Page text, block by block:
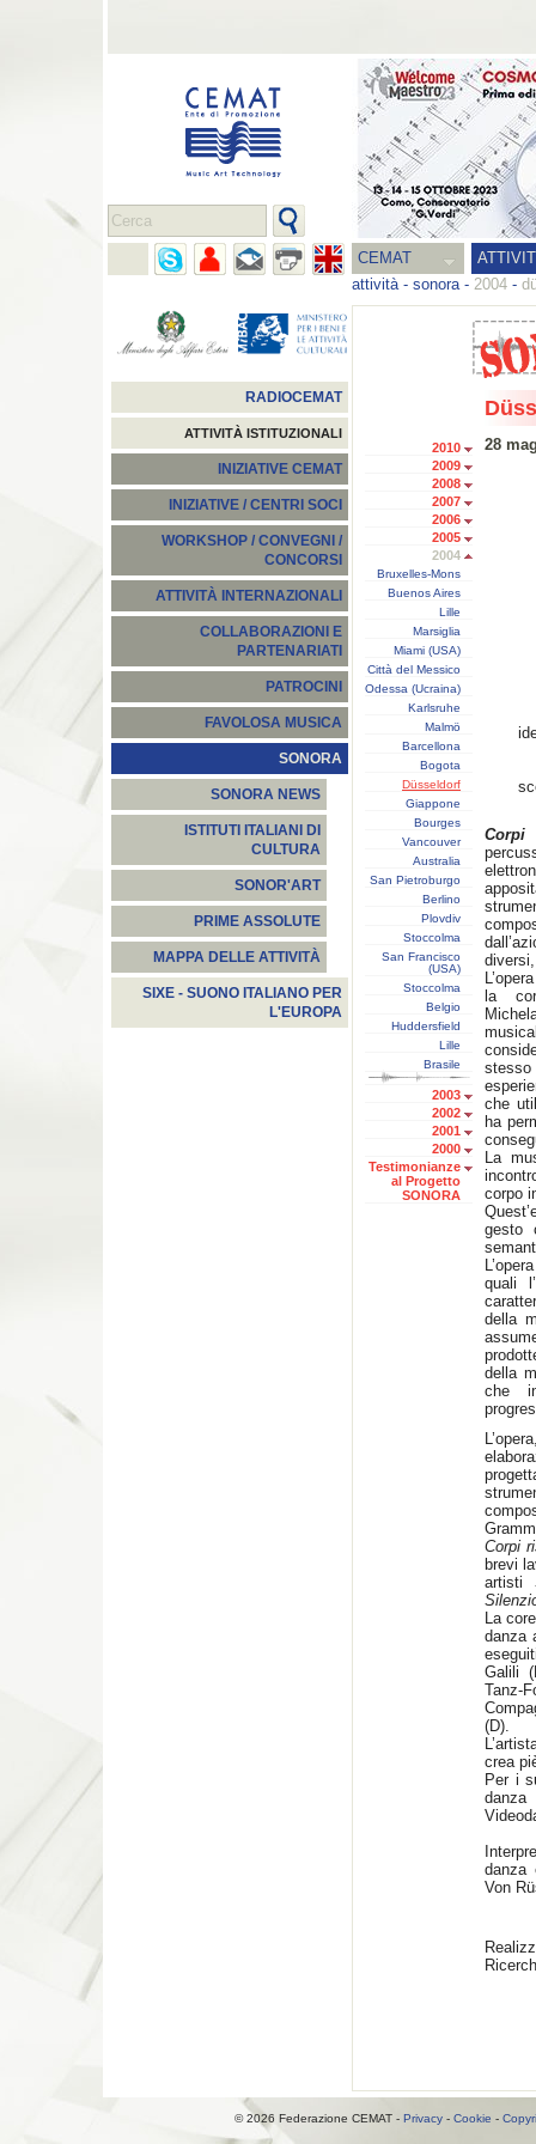
CEMAT
attività- sonora- 2004 -
RADIOCEMAT
ATTIVITÀ ISTITUZIONALI
INIZIATIVE CEMAT
INIZIATIVE / CENTRI SOCI
WORKSHOP / CONVEGNI /
CONCORSI
ATTIVITÀ INTERNAZIONALI
COLLABORAZIONI E
PARTENARIATI
PATROCINI
FAVOLOSA MUSICA
SONORA
SONORA NEWS
ISTITUTI ITALIANI DI
CULTURA
SONOR'ART
PRIME ASSOLUTE
MAPPA DELLE ATTIVITÀ
SIXE - SUONO ITALIANO PER
L'EUROPA
2010
2009
2008
2007
2006
2005
2004
Bruxelles-Mons
Buenos Aires
Lille
Marsiglia
Miami (USA)
Città del Messico
Odessa (Ucraina)
Karlsruhe
Malmö
Barcellona
Bogota
Düsseldorf
Giappone
Bourges
Vancouver
Australia
San Pietroburgo
Berlino
Plovdiv
Stoccolma
San Francisco
(USA)
Stoccolma
Belgio
Huddersfield
Lille
Brasile
2003
2002
2001
2000
Testimonianze
al Progetto
SONORA
28
la
che
ha
La
corpo
gesto
quali
della
della
che
Corpi
brevi
artisti
La
danza
Galili
Tanz-
(D).
crea
Per i
danza
Von
© 2026 Federazione CEMAT - Privacy- Cookie -